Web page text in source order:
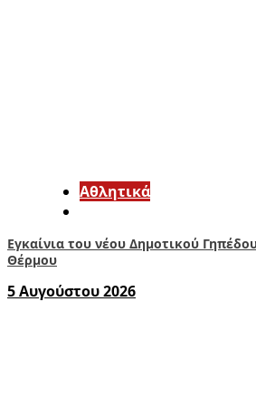
Αθλητικά
Εγκαίνια του νέου Δημοτικού
Θέρμου
5 Αυγούστου 2026